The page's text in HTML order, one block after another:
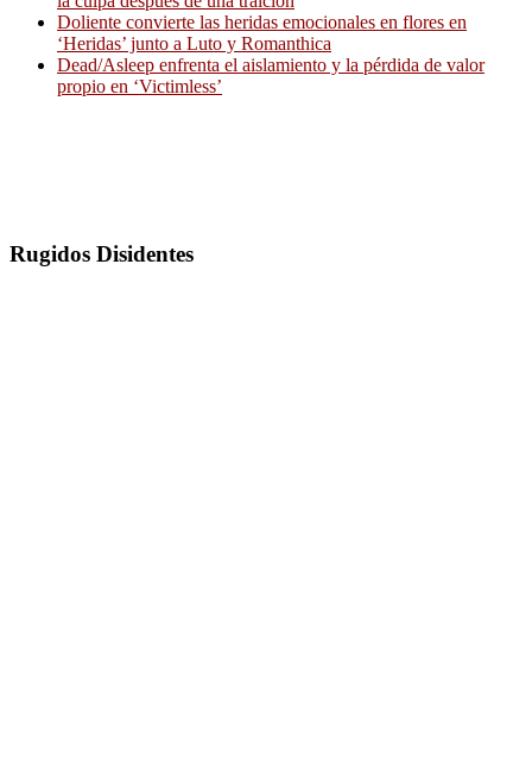
Doliente convierte las heridas emocionales en flores en
‘Heridas’ junto a Luto y Romanthica
Dead/Asleep enfrenta el aislamiento y la pérdida de valor
propio en ‘Victimless’
Rugidos Disidentes